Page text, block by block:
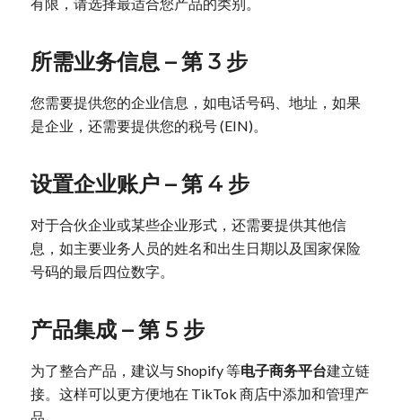
所需业务信息 – 第 3 步
您需要提供您的企业信息，如电话号码、地址，如果
是企业，还需要提供您的税号 (EIN)。
设置企业账户 – 第 4 步
对于合伙企业或某些企业形式，还需要提供其他信
息，如主要业务人员的姓名和出生日期以及国家保险
号码的最后四位数字。
产品集成 – 第 5 步
为了整合产品，建议与 Shopify 等电子商务平台建立链
接。这样可以更方便地在 TikTok 商店中添加和管理产